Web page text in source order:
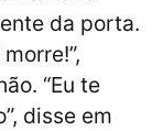
da porta.
“Eu te
disse em